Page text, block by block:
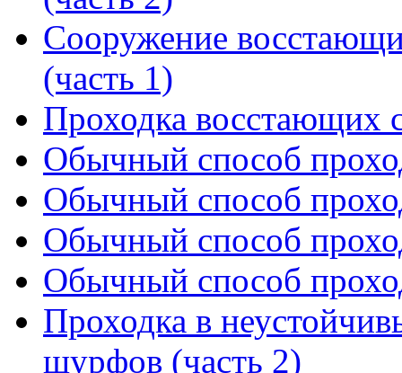
Сооружение
(часть 1)
Проходка восстающих
Обычный способ
Обычный способ
Обычный способ
Обычный способ
Проходка в
шурфов (часть 2)